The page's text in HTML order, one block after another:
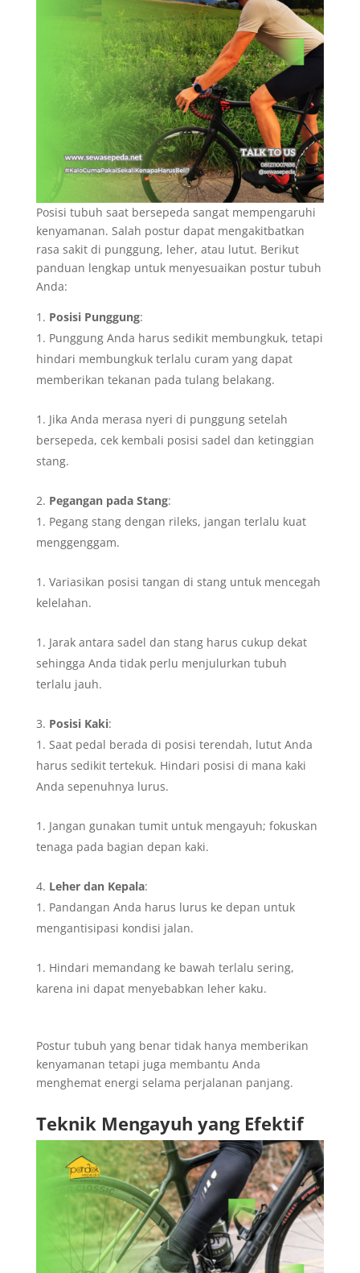
Posisi tubuh saat bersepeda sangat mempengaruhi
kenyamanan. Salah postur dapat mengakitbatkan
rasa sakit di punggung, leher, atau lutut. Berikut
panduan lengkap untuk menyesuaikan postur tubuh
Anda:
Posisi Punggung:
Punggung Anda harus sedikit membungkuk, tetapi
hindari membungkuk terlalu curam yang dapat
memberikan tekanan pada tulang belakang.
Jika Anda merasa nyeri di punggung setelah
bersepeda, cek kembali posisi sadel dan ketinggian
stang.
Pegangan pada Stang:
Pegang stang dengan rileks, jangan terlalu kuat
menggenggam.
Variasikan posisi tangan di stang untuk mencegah
kelelahan.
Jarak antara sadel dan stang harus cukup dekat
sehingga Anda tidak perlu menjulurkan tubuh
terlalu jauh.
Posisi Kaki:
Saat pedal berada di posisi terendah, lutut Anda
harus sedikit tertekuk. Hindari posisi di mana kaki
Anda sepenuhnya lurus.
Jangan gunakan tumit untuk mengayuh; fokuskan
tenaga pada bagian depan kaki.
Leher dan Kepala:
Pandangan Anda harus lurus ke depan untuk
mengantisipasi kondisi jalan.
Hindari memandang ke bawah terlalu sering,
karena ini dapat menyebabkan leher kaku.
Postur tubuh yang benar tidak hanya memberikan
kenyamanan tetapi juga membantu Anda
menghemat energi selama perjalanan panjang.
Teknik Mengayuh yang Efektif